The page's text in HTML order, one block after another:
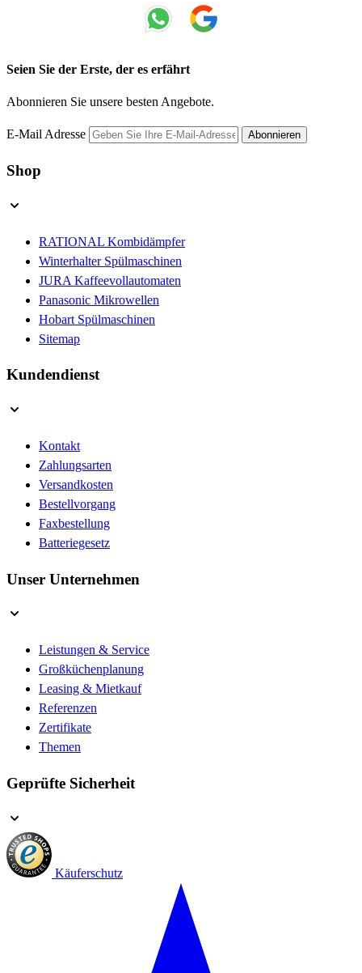
Seien Sie der Erste, der es erfährt
Abonnieren Sie unsere besten Angebote.
E-Mail Adresse Abonnieren
Shop
RATIONAL Kombidämpfer
Winterhalter Spülmaschinen
JURA Kaffeevollautomaten
Panasonic Mikrowellen
Hobart Spülmaschinen
Sitemap
Kundendienst
Kontakt
Zahlungsarten
Versandkosten
Bestellvorgang
Faxbestellung
Batteriegesetz
Unser Unternehmen
Leistungen & Service
Großküchenplanung
Leasing & Mietkauf
Referenzen
Zertifikate
Themen
Geprüfte Sicherheit
Käuferschutz